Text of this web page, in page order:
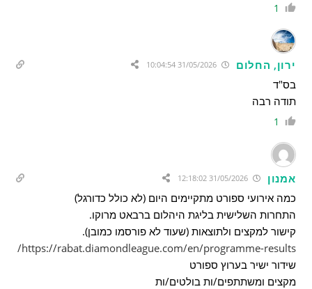
1
ירון, החלום 31/05/2026 10:04:54
בס"ד
תודה רבה
1
אמנון
כמה אירועי ספורט מתקיימים היום (לא כולל כדורגל)
התחרות השלישית בליגת היהלום ברבאט מרוקו.
קישור למקצים ולתוצאות (שעוד לא פורסמו כמובן).
https://rabat.diamondleague.com/en/programme-results/
שידור ישיר בערוץ ספורט
מקצים ומשתתפים/ות בולטים/ות